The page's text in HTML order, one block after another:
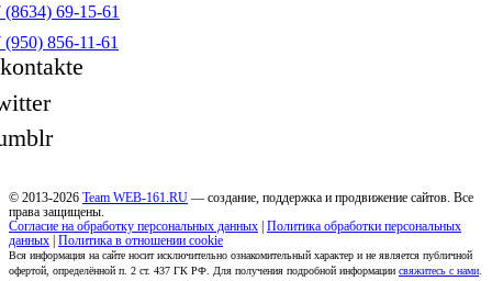
(8634) 69-15-61
(950) 856-11-61
© 2013-2026 Team WEB-161.RU — создание, поддержка и продвижение сайтов. Все
права защищены.
Согласие на обработку персональных данных Политика обработки персональных
данных Политика в отношении cookie
Вся информация на сайте носит исключительно ознакомительный характер и не является публичной
офертой, определённой п. 2 ст. 437 ГК РФ. Для получения подробной информации свяжитесь с нами